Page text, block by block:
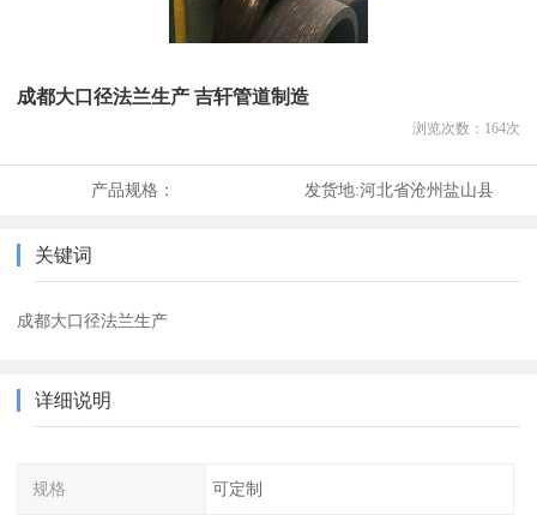
成都大口径法兰生产 吉轩管道制造
浏览次数： 164次
产品规格： 发货地:河北省沧州盐山县
关键词
成都大口径法兰生产
详细说明
规格 可定制